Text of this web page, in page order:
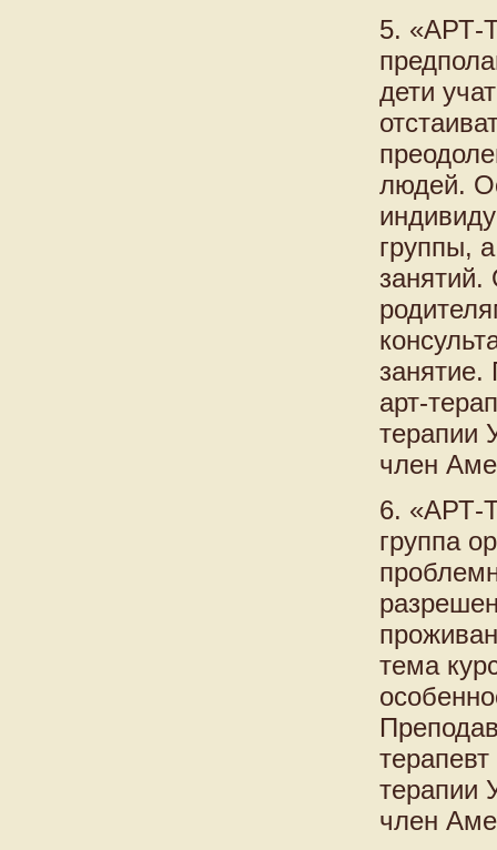
5. «АРТ-
дети
людей.
группы,
занятий.
арт-
терапии
член
6. «АРТ-
группа
тема
терапии
член